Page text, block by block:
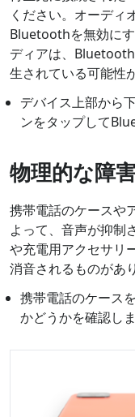
ください。オーディ
Bluetoothを無効に
ディアは、
生されている可能性
デバイス上部から
ンをタップして
物理的な障
携帯電話のケースや
よって、音声が抑制
や充電用アクセサリ
消音されるものがあ
携帯電話のケース
かどうかを確認しま